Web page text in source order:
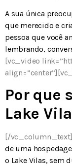
A sua única
que merecido e
pessoa que você
lembrando,
[vc_video
Por que
Lake
[/
de uma
o Lake Vilas, sem